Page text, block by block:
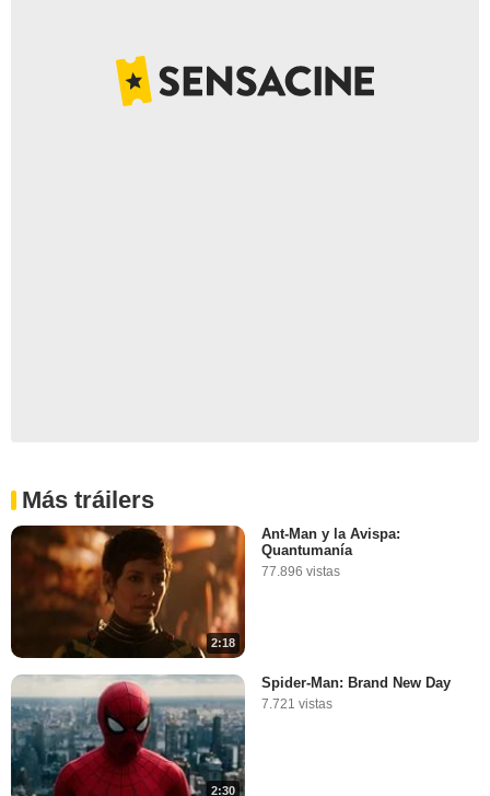
Más tráilers
2:18
Ant-Man y la Avispa:
Quantumanía
77.896 vistas
2:30
Spider-Man: Brand New Day
7.721 vistas